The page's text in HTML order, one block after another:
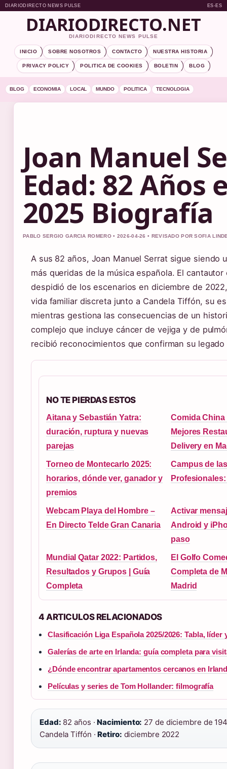
DIARIODIRECTO NEWS PULSE ES-ES
DIARIODIRECTO.NET
DIARIODIRECTO NEWS PULSE
INICIO SOBRE NOSOTROS CONTACTO NUESTRA HISTORIA
PRIVACY POLICY POLITICA DE COOKIES BOLETIN BLOG
BLOG ECONOMIA LOCAL MUNDO POLITICA TECNOLOGIA
Joan Manuel
Edad: 82 Años
2025 Biografía
PABLO SERGIO GARCIA ROMERO • 2026-04-26 • REVISADO POR SOFIA
A sus 82 años, Joan Manuel Serrat sigue siendo
más queridas de la música española. El
despidió de los escenarios en diciembre de
vida familiar discreta junto a Candela Tiffón, su
mientras gestiona las consecuencias de un
complejo que incluye cáncer de vejiga y de
recibió reconocimientos que confirman su legado
NO TE PIERDAS ESTOS
Aitana y Sebastián Yatra:
duración, ruptura y nuevas
parejas
Comida China
Mejores
Delivery en
Torneo de Montecarlo 2025:
horarios, dónde ver, ganador y
premios
Campus de
Webcam Playa del Hombre –
En Directo Telde Gran Canaria
Activar
Android y
paso
Mundial Qatar 2022: Partidos,
Resultados y Grupos | Guía
Completa
El Golfo
Completa de
Madrid
4 ARTICULOS RELACIONADOS
Clasificación Liga Española 2025/2026: Tabla, líder
Galerías de arte en Irlanda: guía completa para
¿Dónde encontrar apartamentos cercanos en
Películas y series de Tom Hollander: filmografía
Edad: 82 años ·Nacimiento: 27 de diciembre de
Candela Tiffón ·Retiro: diciembre 2022